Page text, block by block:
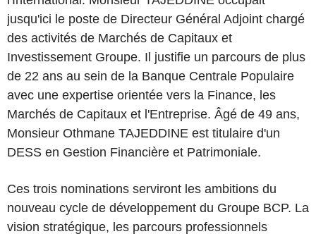
jusqu'ici le poste de Directeur Général Adjoint chargé
des activités de Marchés de Capitaux et
Investissement Groupe. Il justiﬁe un parcours de plus
de 22 ans au sein de la Banque Centrale Populaire
avec une expertise orientée vers la Finance, les
Marchés de Capitaux et l'Entreprise. Âgé de 49 ans,
Monsieur Othmane TAJEDDINE est titulaire d'un
DESS en Gestion Financière et Patrimoniale.
Ces trois nominations serviront les ambitions du
nouveau cycle de développement du Groupe BCP. La
vision stratégique, les parcours professionnels